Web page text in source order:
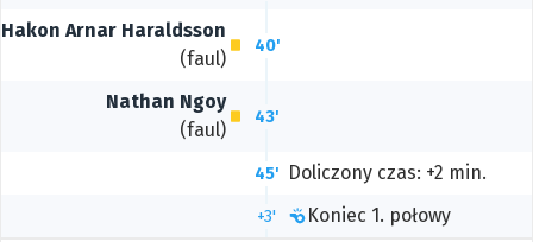
Hakon Arnar Haraldsson
(faul)
40'
Nathan Ngoy
(faul)
43'
45' Doliczony czas: +2 min.
+3' Koniec 1. połowy